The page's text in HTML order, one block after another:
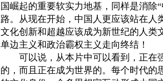
国崛起的重要软实力地基，同样是消除
路。从现在开始，中国人更应该站在人
文化创新和超越应该成为新世纪的人类
单边主义和政治霸权主义走向终结！
可以说，从本片中可以看到，正在
的，而且正在成为世界的。每个时代的